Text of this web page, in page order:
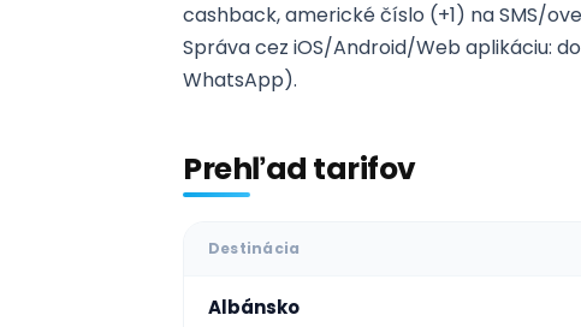
cashback, americké číslo (+1) na SMS/
Správa cez iOS/Android/Web aplikáciu:
WhatsApp).
Prehľad tarifov
Destinácia
Albánsko